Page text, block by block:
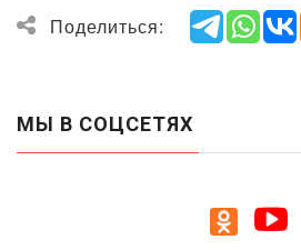
Поделиться:
МЫ В СОЦСЕТЯХ